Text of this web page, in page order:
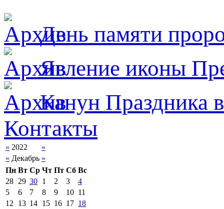
День памяти
Явлeние иконы
Канун Праздника
Контакты
« 2022
»
« Декабрь »
Пн Вт Ср Чт Пт Сб Вс
28 29 30 1 2 3
4
5
6 7 8 9 10 11
12
13 14 15 16 17 18